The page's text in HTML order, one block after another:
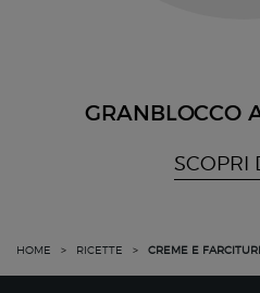
GRANBLOCCO
SCOPRI
HOME > RICETTE > CREME E